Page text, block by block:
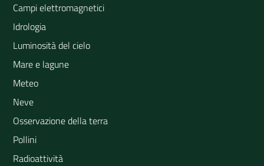
Campi elettromagnetici
Idrologia
Luminosità del cielo
Mare e lagune
Meteo
Neve
Osservazione della terra
Pollini
Radioattività